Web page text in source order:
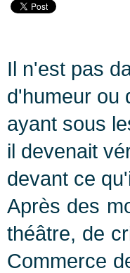
Il n'est pas
d'humeur ou
ayant sous
il devenait
devant ce
Après des
théâtre, de
Commerce